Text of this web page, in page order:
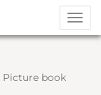
Picture book